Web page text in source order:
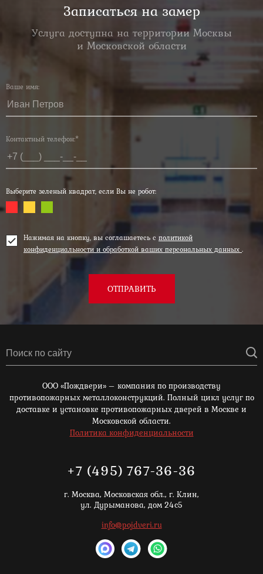
Записаться на замер
Услуга доступна на территории Москвы
и Московской области
Ваше имя:
Контактный телефон:*
Выберите зеленый квадрат, если Вы не робот:
Нажимая на кнопку, вы соглашаетесь с политикой
конфиденциальности и обработкой ваших персональных данных .
ОТПРАВИТЬ
ООО «Пождвери» – компания по производству
противопожарных металлоконструкций. Полный цикл услуг по
доставке и установке противопожарных дверей в Москве и
Московской области.
Политика конфиденциальности
+7 (495) 767-36-36
г. Москва, Московская обл., г. Клин,
ул. Дурыманова, дом 24с5
info@pojdveri.ru